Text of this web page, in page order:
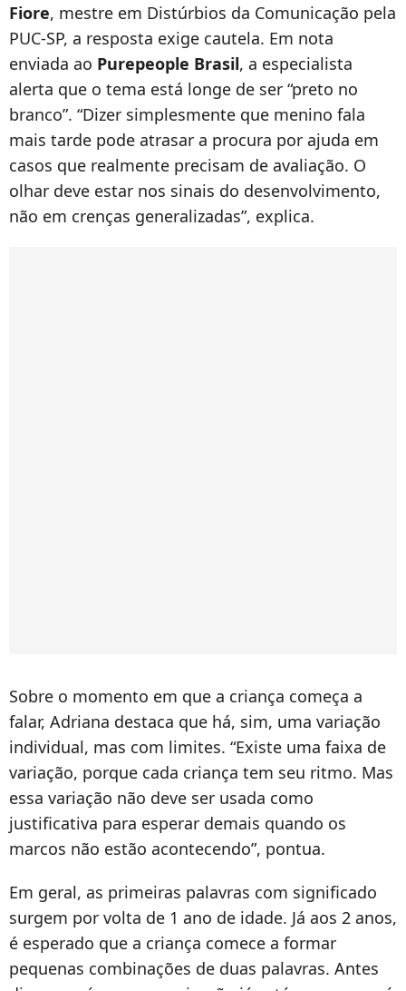
Fiore, mestre em Distúrbios da Comunicação pela
PUC-SP, a resposta exige cautela. Em nota
enviada ao Purepeople Brasil, a especialista
alerta que o tema está longe de ser “preto no
branco”. “Dizer simplesmente que menino fala
mais tarde pode atrasar a procura por ajuda em
casos que realmente precisam de avaliação. O
olhar deve estar nos sinais do desenvolvimento,
não em crenças generalizadas”, explica.
Sobre o momento em que a criança começa a
falar, Adriana destaca que há, sim, uma variação
individual, mas com limites. “Existe uma faixa de
variação, porque cada criança tem seu ritmo. Mas
essa variação não deve ser usada como
justificativa para esperar demais quando os
marcos não estão acontecendo”, pontua.
Em geral, as primeiras palavras com significado
surgem por volta de 1 ano de idade. Já aos 2 anos,
é esperado que a criança comece a formar
pequenas combinações de duas palavras. Antes